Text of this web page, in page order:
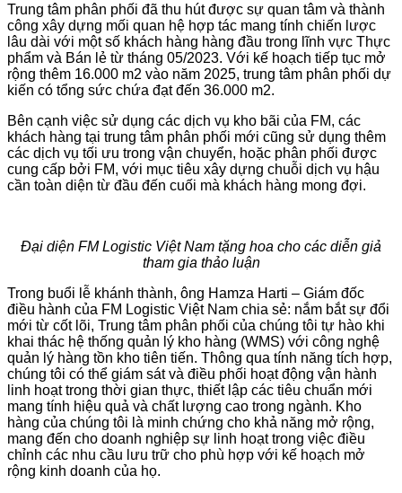
Trung tâm phân phối đã thu hút được sự quan tâm và thành
công xây dựng mối quan hệ hợp tác mang tính chiến lược
lâu dài với một số khách hàng hàng đầu trong lĩnh vực Thực
phẩm và Bán lẻ từ tháng 05/2023. Với kế hoạch tiếp tục mở
rộng thêm 16.000 m2 vào năm 2025, trung tâm phân phối dự
kiến có tổng sức chứa đạt đến 36.000 m2.
Bên cạnh việc sử dụng các dịch vụ kho bãi của FM, các
khách hàng tại trung tâm phân phối mới cũng sử dụng thêm
các dịch vụ tối ưu trong vận chuyển, hoặc phân phối được
cung cấp bởi FM, với mục tiêu xây dựng chuỗi dịch vụ hậu
cần toàn diện từ đầu đến cuối mà khách hàng mong đợi.
Đại diện FM Logistic Việt Nam tặng hoa cho các diễn giả
tham gia thảo luận
Trong buổi lễ khánh thành, ông Hamza Harti – Giám đốc
điều hành của FM Logistic Việt Nam chia sẻ: nắm bắt sự đổi
mới từ cốt lõi, Trung tâm phân phối của chúng tôi tự hào khi
khai thác hệ thống quản lý kho hàng (WMS) với công nghệ
quản lý hàng tồn kho tiên tiến. Thông qua tính năng tích hợp,
chúng tôi có thể giám sát và điều phối hoạt động vận hành
linh hoạt trong thời gian thực, thiết lập các tiêu chuẩn mới
mang tính hiệu quả và chất lượng cao trong ngành. Kho
hàng của chúng tôi là minh chứng cho khả năng mở rộng,
mang đến cho doanh nghiệp sự linh hoạt trong việc điều
chỉnh các nhu cầu lưu trữ cho phù hợp với kế hoạch mở
rộng kinh doanh của họ.